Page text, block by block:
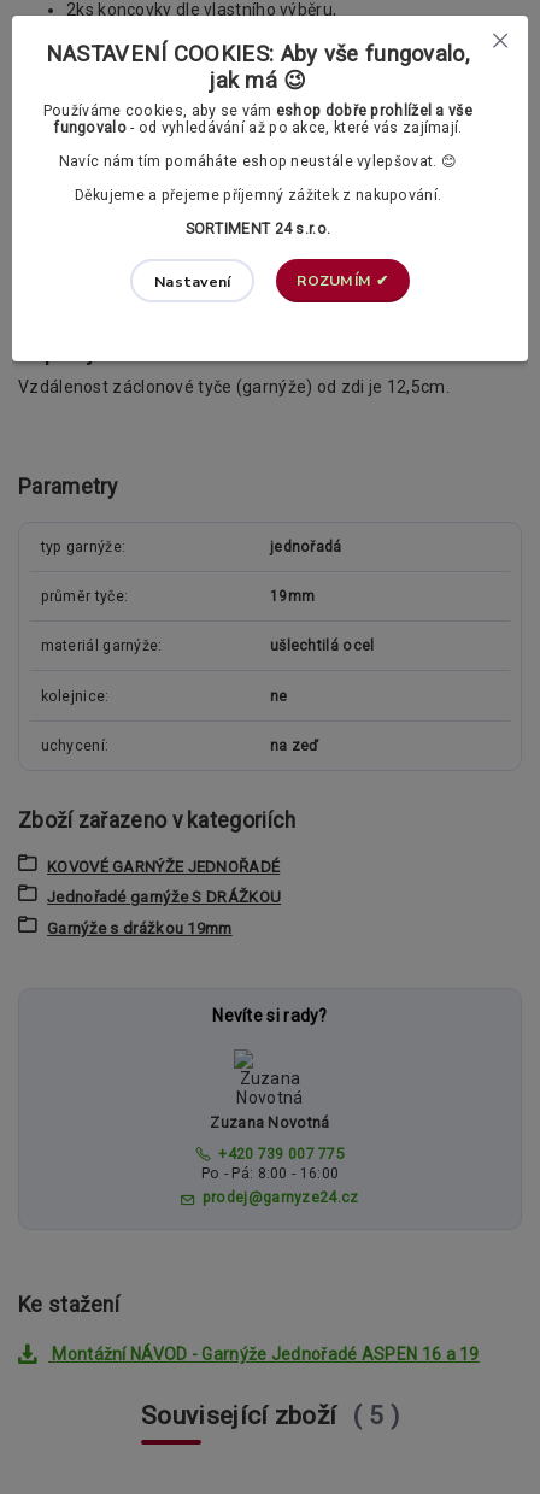
2ks koncovky dle vlastního výběru,
(vždy 1ks na 10cm garnýže),
Do délky garnýže 240 cm 2kskonzoly
(držáky), u větších
3ks,
Příslušenství k upevněnígarnýže (šrouby a hmoždinky)
Záclonové žabky a PVC háčky dle vašeho výběru:
PVC záclonová žabka (bezbarvá)
PVC háček (bezbarvý)
Vzdálenost záclonové tyče (garnýže) od zdi je 12,5cm.
Parametry
typ garnýže jednořadá
průměr tyče 19mm
materiál garnýže ušlechtilá ocel
kolejnice ne
uchycení na zeď
Zboží zařazeno v kategoriích
KOVOVÉ GARNÝŽE JEDNOŘADÉ
Jednořadé garnýže S DRÁŽKOU
Garnýže s drážkou 19mm
Nevíte si rady?
Zuzana Novotná
+420 739 007 775
Po - Pá: 8:00 - 16:00
prodej@garnyze24.cz
Ke stažení
Montážní NÁVOD - Garnýže Jednořadé ASPEN 16 a 19
Související zboží 5
NASTAVENÍ COOKIES: Aby vše fungovalo,
jak má 😉
Používáme cookies, aby se vám eshop dobře prohlížel a vše
fungovalo- od vyhledávání až po akce, které vás zajímají.
Navíc nám tím pomáháte eshop neustále vylepšovat. 😊
Děkujeme a přejeme příjemný zážitek z nakupování.
SORTIMENT 24 s.r.o.
Nastavení ROZUMÍM ✔